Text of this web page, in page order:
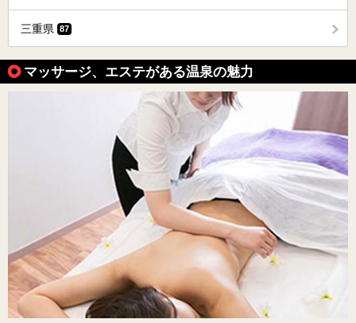
三重県 87
マッサージ、エステがある温泉の魅力